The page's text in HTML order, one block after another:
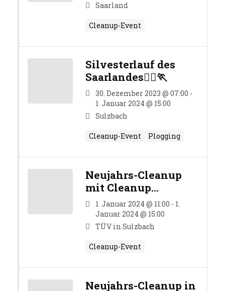
Saarland
Cleanup-Event
Silvesterlauf des
Saarlandes🏃‍♀️🏃
30. Dezember 2023 @ 07:00 -
1. Januar 2024 @ 15:00
Sulzbach
Cleanup-Event Plogging
Neujahrs-Cleanup
mit Cleanup
Sulzbach
1. Januar 2024 @ 11:00 - 1.
Januar 2024 @ 15:00
TÜV in Sulzbach
Cleanup-Event
Neujahrs-Cleanup in